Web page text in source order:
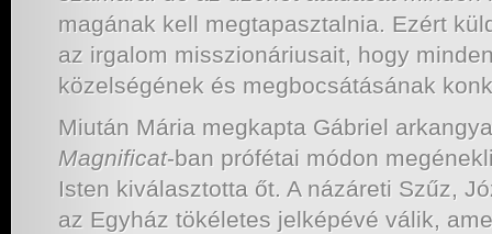
magának kell megtapasztalnia. Ezért
az irgalom misszionáriusait, hogy
közelségének és megbocsátásának
Miután Mária megkapta Gábriel
Magnificat-ban prófétai módon
Isten kiválasztotta őt. A názáreti Szűz,
az Egyház tökéletes jelképévé válik,